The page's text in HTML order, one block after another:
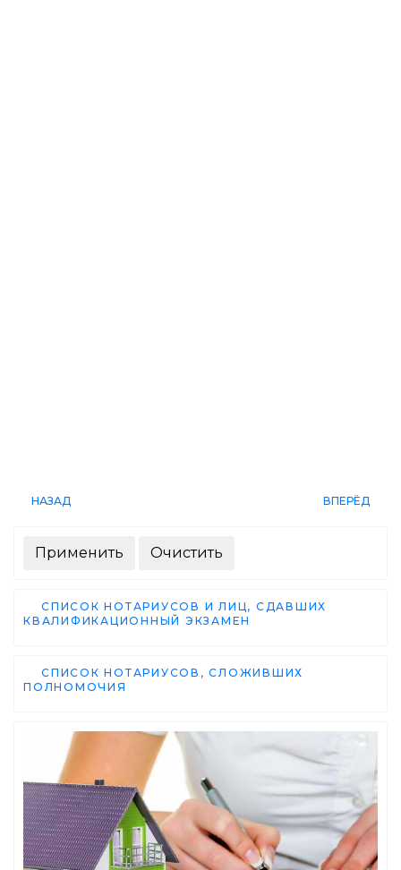
НАЗАД ВПЕРЁД
СПИСОК НОТАРИУСОВ И ЛИЦ, СДАВШИХ
КВАЛИФИКАЦИОННЫЙ ЭКЗАМЕН
СПИСОК НОТАРИУСОВ, СЛОЖИВШИХ
ПОЛНОМОЧИЯ